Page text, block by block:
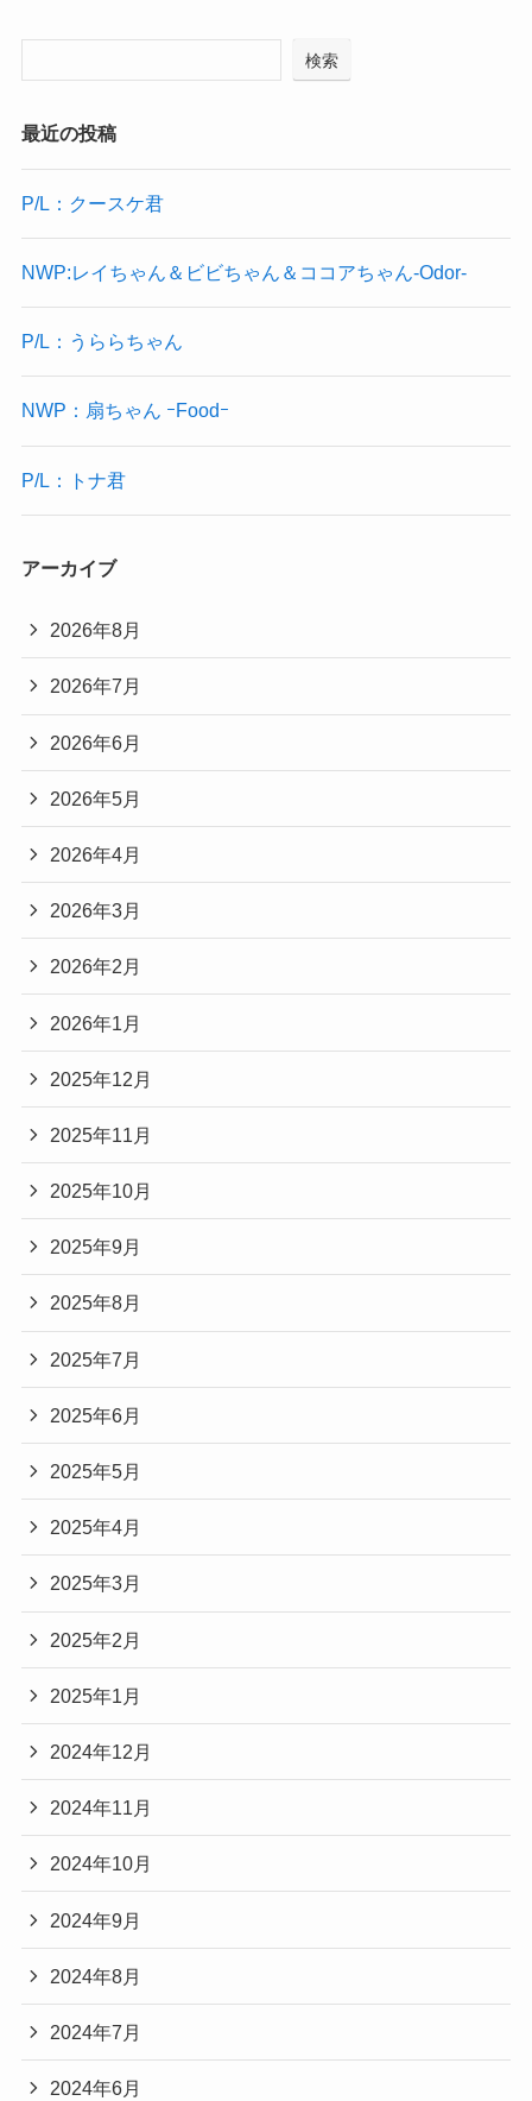
検索
最近の投稿
P/L：クースケ君
NWP:レイちゃん＆ビビちゃん＆ココアちゃん-Odor-
P/L：うららちゃん
NWP：扇ちゃん ｰFoodｰ
P/L：トナ君
アーカイブ
2026年8月
2026年7月
2026年6月
2026年5月
2026年4月
2026年3月
2026年2月
2026年1月
2025年12月
2025年11月
2025年10月
2025年9月
2025年8月
2025年7月
2025年6月
2025年5月
2025年4月
2025年3月
2025年2月
2025年1月
2024年12月
2024年11月
2024年10月
2024年9月
2024年8月
2024年7月
2024年6月